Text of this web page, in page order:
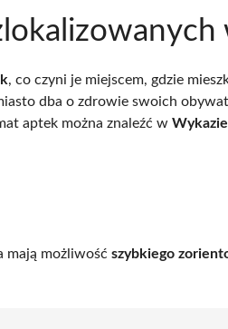
, co czyni je miejscem, gdzie
dba o zdrowie swoich
aptek można znaleźć w
mają możliwość szybkiego